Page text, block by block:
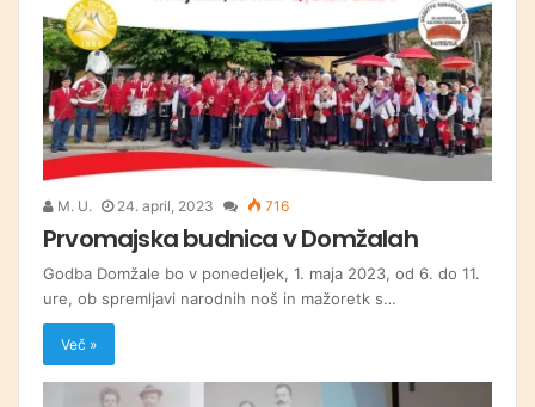
M. U. 24. april, 2023 716
Prvomajska budnica v Domžalah
Godba Domžale bo v ponedeljek, 1. maja 2023, od 6. do 11.
ure, ob spremljavi narodnih noš in mažoretk s…
Več »